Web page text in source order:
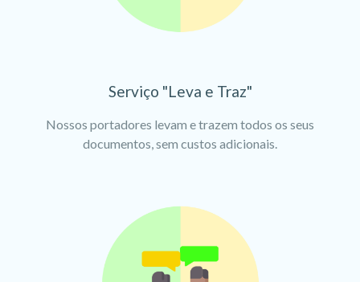
Serviço "Leva e Traz"
Nossos portadores levam e trazem todos os seus
documentos, sem custos adicionais.